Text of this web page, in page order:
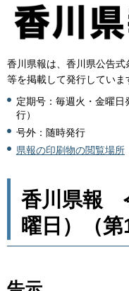
香川県報は、香川県公告
等を掲載して発行していま
定期号：毎週火・金曜
行）
号外：随時発行
県報の印刷物の閲覧場所
香川県報
曜日）（第